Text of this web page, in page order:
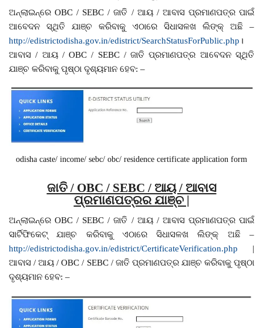
ଅନ୍ଲାଇନ୍ରେ OBC / SEBC / ଜାତି / ଆୟ / ଆବାସ ପ୍ରମାଣପତ୍ର ପାଇଁ
ଆବେଦନ ସ୍ଥିତି ଯାଞ୍ଚ କରିବାକୁ ଏଠାରେ ସିଧାସଳଖ ଲିଙ୍କ୍ ଅଛି –
http://edistrictodisha.gov.in/edistrict/SearchStatusForPublic.php ।
ଆବାସ / ଆୟ / OBC / SEBC / ଜାତି ପ୍ରମାଣପତ୍ର ଆବେଦନ ସ୍ଥିତି
ଯାଞ୍ଚ କରିବାକୁ ପୃଷ୍ଠା ଦୃଶ୍ୟମାନ ହେବ: –
odisha caste/ income/ sebc/ obc/ residence certificate application form
ଜାତି / OBC / SEBC / ଆୟ / ଆବାସ
ପ୍ରମାଣପତ୍ରର ଯାଞ୍ଚ |
ଅନ୍ଲାଇନ୍ରେ OBC / SEBC / ଜାତି / ଆୟ / ଆବାସ ପ୍ରମାଣପତ୍ର ପାଇଁ
ସାର୍ଟିଫିକେଟ୍ ଯାଞ୍ଚ କରିବାକୁ ଏଠାରେ ସିଧାସଳଖ ଲିଙ୍କ୍ ଅଛି –
http://edistrictodisha.gov.in/edistrict/CertificateVerification.php |
ଆବାସ / ଆୟ / OBC / SEBC / ଜାତି ପ୍ରମାଣପତ୍ର ଯାଞ୍ଚ କରିବାକୁ ପୃଷ୍ଠା
ଦୃଶ୍ୟମାନ ହେବ: –